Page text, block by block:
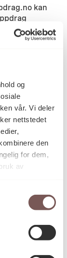
og
vår. Vi deler
nettstedet
den
for dem,
av
kan
over
ut eigne
ligg heile
til det store
og
mot Noregs